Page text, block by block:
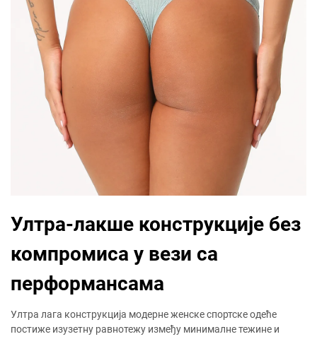
Ултра-лакше конструкције без
компромиса у вези са
перформансама
Ултра лага конструкција модерне женске спортске одеће
постиже изузетну равнотежу између минималне тежине и